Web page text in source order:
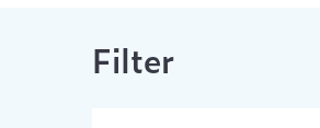
Filter